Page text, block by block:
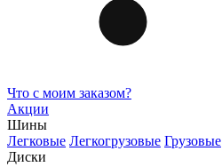
Что с моим заказом?
Акции
Шины
Легковые Легкогрузовые Грузовые
Диски